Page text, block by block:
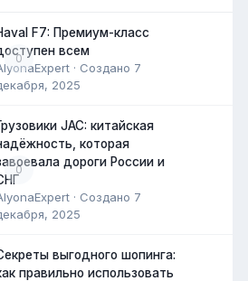
0
F7: Премиум-класс
всем
· Создано 7
2025
0
JAC: китайская
которая
дороги России и
· Создано 7
2025
выгодного шопинга:
правильно использовать